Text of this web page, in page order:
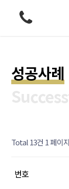
성공사례
Total 13건 1 페이지
번호